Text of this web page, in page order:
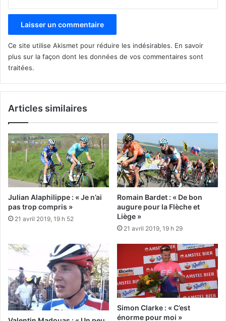
Ce site utilise Akismet pour réduire les indésirables. En savoir
plus sur la façon dont les données de vos commentaires sont
traitées.
Articles similaires
Julian Alaphilippe : « Je n’ai
pas trop compris »
21 avril 2019, 19 h 52
Romain Bardet : « De bon
augure pour la Flèche et
Liège »
21 avril 2019, 19 h 29
Simon Clarke : « C’est
énorme pour moi »